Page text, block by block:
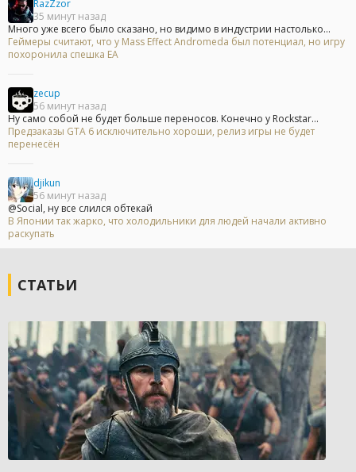
RazZzor
35 минут назад
Много уже всего было сказано, но видимо в индустрии настолько...
Геймеры считают, что у Mass Effect Andromeda был потенциал, но игру
похоронила спешка EA
zecup
56 минут назад
Ну само собой не будет больше переносов. Конечно у Rockstar...
Предзаказы GTA 6 исключительно хороши, релиз игры не будет
перенесён
djikun
56 минут назад
@Social, ну все слился обтекай
В Японии так жарко, что холодильники для людей начали активно
раскупать
СТАТЬИ